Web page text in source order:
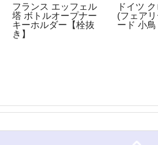
フランス エッフェル
塔 ボトルオープナー
キーホルダー【栓抜
き】
ドイツ
(フェア
ード 小鳥